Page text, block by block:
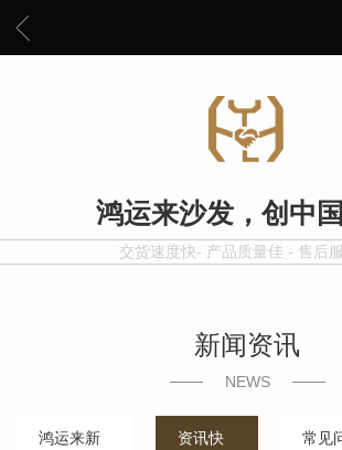
鸿运来沙发，创中
交货速度快- 产品质量佳 - 售后
新闻资讯
NEWS
鸿运来新
资讯快
常见